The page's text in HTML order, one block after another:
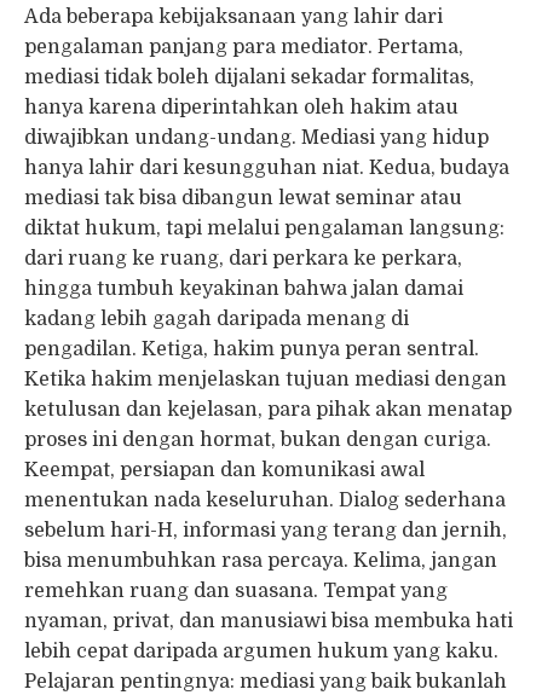
Ada beberapa kebijaksanaan yang lahir dari
pengalaman panjang para mediator. Pertama,
mediasi tidak boleh dijalani sekadar formalitas,
hanya karena diperintahkan oleh hakim atau
diwajibkan undang-undang. Mediasi yang hidup
hanya lahir dari kesungguhan niat. Kedua, budaya
mediasi tak bisa dibangun lewat seminar atau
diktat hukum, tapi melalui pengalaman langsung:
dari ruang ke ruang, dari perkara ke perkara,
hingga tumbuh keyakinan bahwa jalan damai
kadang lebih gagah daripada menang di
pengadilan. Ketiga, hakim punya peran sentral.
Ketika hakim menjelaskan tujuan mediasi dengan
ketulusan dan kejelasan, para pihak akan menatap
proses ini dengan hormat, bukan dengan curiga.
Keempat, persiapan dan komunikasi awal
menentukan nada keseluruhan. Dialog sederhana
sebelum hari-H, informasi yang terang dan jernih,
bisa menumbuhkan rasa percaya. Kelima, jangan
remehkan ruang dan suasana. Tempat yang
nyaman, privat, dan manusiawi bisa membuka hati
lebih cepat daripada argumen hukum yang kaku.
Pelajaran pentingnya: mediasi yang baik bukanlah